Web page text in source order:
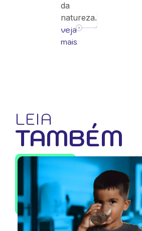
da
natureza.
veja
mais
LEIA
TAMBÉM